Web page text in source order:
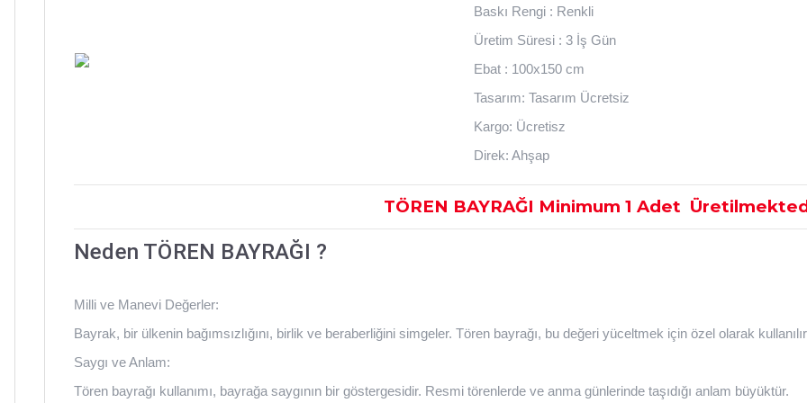
Baskı Rengi : Renkli
Üretim Süresi : 3 İş Gün
Ebat : 100x150 cm
Tasarım: Tasarım Ücretsiz
Kargo: Ücretisz
Direk: Ahşap
TÖREN BAYRAĞI Minimum 1 Adet
Neden TÖREN BAYRAĞI ?
Milli ve Manevi Değerler:
Bayrak, bir ülkenin bağımsızlığını, birlik ve beraberliğini simgeler. Tören bayrağı, bu değeri yüceltmek için özel olarak
Saygı ve Anlam:
Tören bayrağı kullanımı, bayrağa saygının bir göstergesidir. Resmi törenlerde ve anma günlerinde taşıdığı anlam büyüktür.